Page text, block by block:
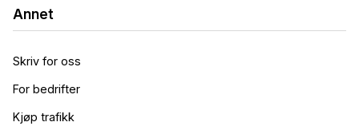
Annet
Skriv for oss
For bedrifter
Kjøp trafikk